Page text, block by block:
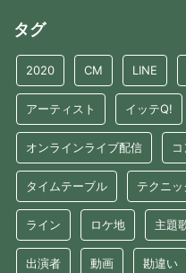
タグ
2020 CM LINE
アーティスト イッテQ!
オンラインライブ配信
タイムテーブル テクニッ
ライン ロケ地 主題
出演者 動画 勘違い